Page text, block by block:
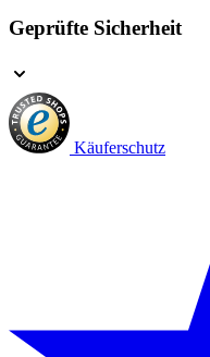
Geprüfte Sicherheit
Käuferschutz